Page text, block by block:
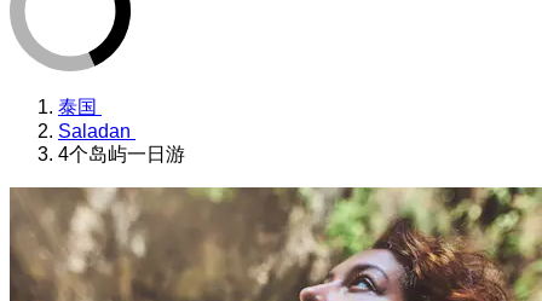
泰国
Saladan
4个岛屿一日游